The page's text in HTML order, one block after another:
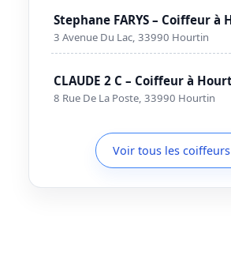
Stephane FARYS – Coiffeur à
3 Avenue Du Lac, 33990 Hourtin
CLAUDE 2 C – Coiffeur à
8 Rue De La Poste, 33990 Hourtin
Voir tous les